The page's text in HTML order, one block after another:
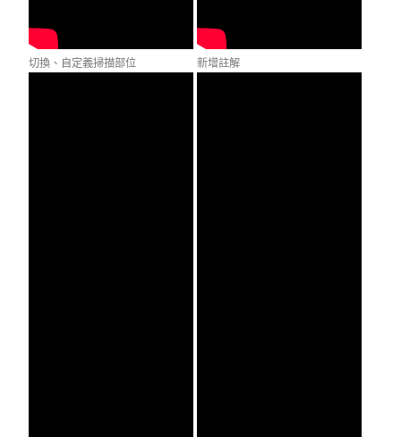
切換、自定義掃描部位 新增註解